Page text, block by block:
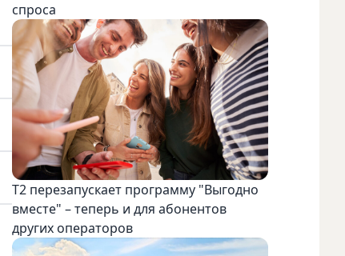
спроса
Т2 перезапускает программу "Выгодно
вместе" – теперь и для абонентов
других операторов